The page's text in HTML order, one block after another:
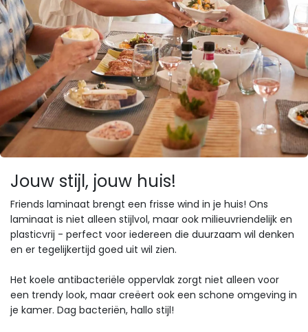
Jouw stijl, jouw huis!
Friends laminaat brengt een frisse wind in je huis! Ons
laminaat is niet alleen stijlvol, maar ook milieuvriendelijk en
plasticvrij - perfect voor iedereen die duurzaam wil denken
en er tegelijkertijd goed uit wil zien.
Het koele antibacteriële oppervlak zorgt niet alleen voor
een trendy look, maar creëert ook een schone omgeving in
je kamer. Dag bacteriën, hallo stijl!